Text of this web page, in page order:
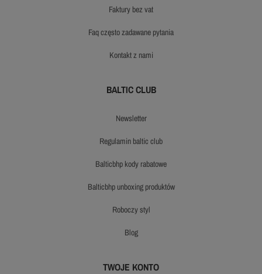
faktury bez vat
faq często zadawane pytania
kontakt z nami
BALTIC CLUB
newsletter
regulamin baltic club
balticbhp kody rabatowe
balticbhp unboxing produktów
roboczy styl
blog
TWOJE KONTO